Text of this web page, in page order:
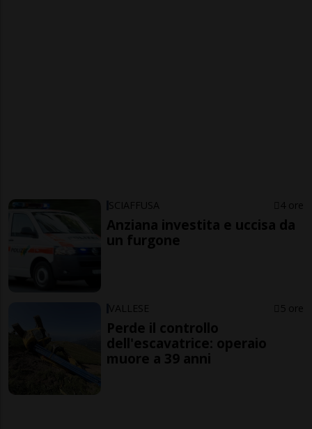
SCIAFFUSA 4 ore
Anziana investita e uccisa da
un furgone
VALLESE 5 ore
Perde il controllo
dell'escavatrice: operaio
muore a 39 anni